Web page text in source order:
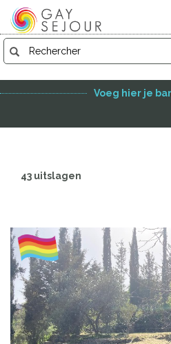
Voeg hier je
43 uitslagen